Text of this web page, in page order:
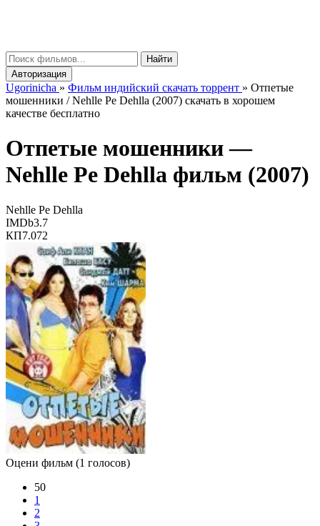
Найти
Авторизация
Ugorinicha » Фильм индийский скачать торрент » Отпетые
мошенники / Nehlle Pe Dehlla (2007) скачать в хорошем
качестве бесплатно
Отпетые мошенники —
Nehlle Pe Dehlla фильм (2007)
Nehlle Pe Dehlla
IMDb3.7
КП7.072
Оцени фильм (1 голосов)
50
1
2